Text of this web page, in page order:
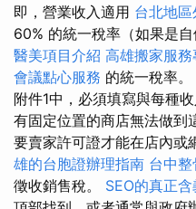
即，營業收入適用 台北地
60% 的統一稅率（如果是
醫美項目介紹 高雄搬家服務
會議點心服務 的統一稅率。
附件1中，必須填寫與每種
有固定位置的商店無法做到
要賣家許可證才能在店內或
雄的台胞證辦理指南 台中
徵收銷售稅。 SEO的真正含